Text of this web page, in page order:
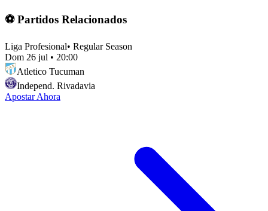
⚽ Partidos Relacionados
Liga Profesional• Regular Season
Dom 26 jul • 20:00
Atletico Tucuman
Independ. Rivadavia
Apostar Ahora